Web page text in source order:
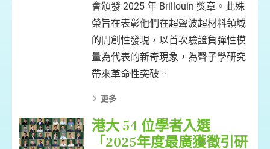
會頒發 2025 年 Brillouin 獎章。此殊
榮旨在表彰他們在超聲波超材料領域
的開創性發現，以首次驗證負彈性模
量為代表的新奇現象，為聲子學研究
帶來革命性突破。
更多
港大 54 位學者入選
「2025年度最廣獲徵引研